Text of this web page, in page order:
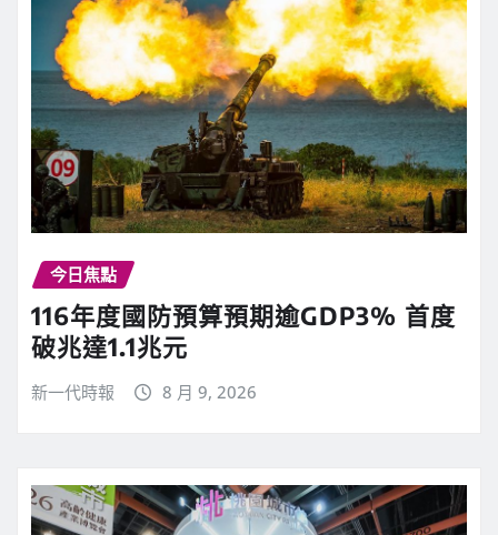
今日焦點
116年度國防預算預期逾GDP3% 首度
破兆達1.1兆元
新一代時報 8 月 9, 2026